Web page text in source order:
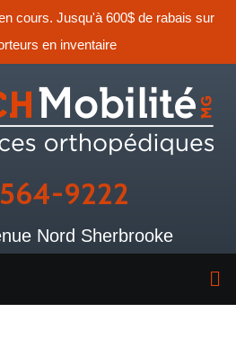
cours. Jusqu'à 600$ de rabais sur
en inventaire
9222
Nord Sherbrooke